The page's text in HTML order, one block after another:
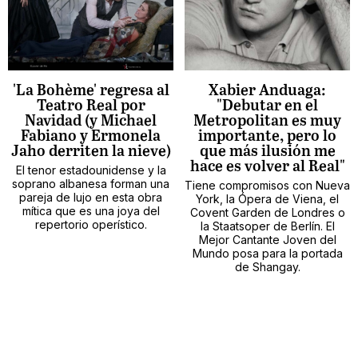
'La Bohème' regresa al
Teatro Real por
Navidad (y Michael
Fabiano y Ermonela
Jaho derriten la nieve)
El tenor estadounidense y la
soprano albanesa forman una
pareja de lujo en esta obra
mítica que es una joya del
repertorio operístico.
Xabier Anduaga:
"Debutar en el
Metropolitan es muy
importante, pero lo
que más ilusión me
hace es volver al Real"
Tiene compromisos con Nueva
York, la Ópera de Viena, el
Covent Garden de Londres o
la Staatsoper de Berlín. El
Mejor Cantante Joven del
Mundo posa para la portada
de Shangay.